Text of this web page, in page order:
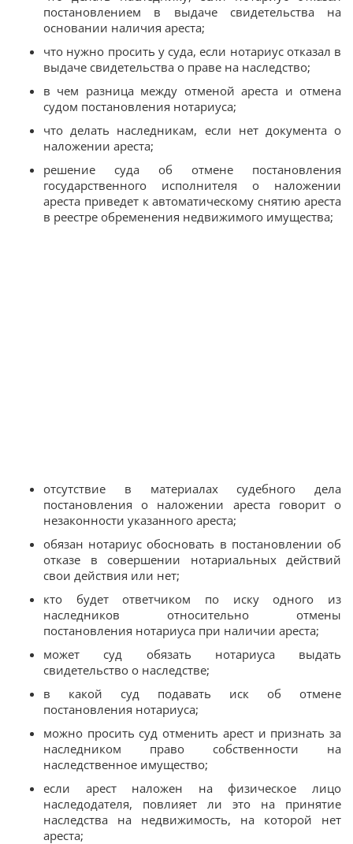
постановлением в выдаче свидетельства на
основании наличия ареста;
что нужно просить у суда, если нотариус отказал в
выдаче свидетельства о праве на наследство;
в чем разница между отменой ареста и отмена
судом постановления нотариуса;
что делать наследникам, если нет документа о
наложении ареста;
решение суда об отмене постановления
государственного исполнителя о наложении
ареста приведет к автоматическому снятию ареста
в реестре обременения недвижимого имущества;
отсутствие в материалах судебного дела
постановления о наложении ареста говорит о
незаконности указанного ареста;
обязан нотариус обосновать в постановлении об
отказе в совершении нотариальных действий
свои действия или нет;
кто будет ответчиком по иску одного из
наследников относительно отмены
постановления нотариуса при наличии ареста;
может суд обязать нотариуса выдать
свидетельство о наследстве;
в какой суд подавать иск об отмене
постановления нотариуса;
можно просить суд отменить арест и признать за
наследником право собственности на
наследственное имущество;
если арест наложен на физическое лицо
наследодателя, повлияет ли это на принятие
наследства на недвижимость, на которой нет
ареста;